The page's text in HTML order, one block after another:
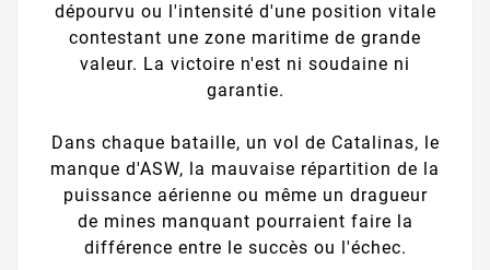
dépourvu ou l'intensité d'une position vitale
contestant une zone maritime de grande
valeur. La victoire n'est ni soudaine ni
garantie.
Dans chaque bataille, un vol de Catalinas, le
manque d'ASW, la mauvaise répartition de la
puissance aérienne ou même un dragueur
de mines manquant pourraient faire la
différence entre le succès ou l'échec.